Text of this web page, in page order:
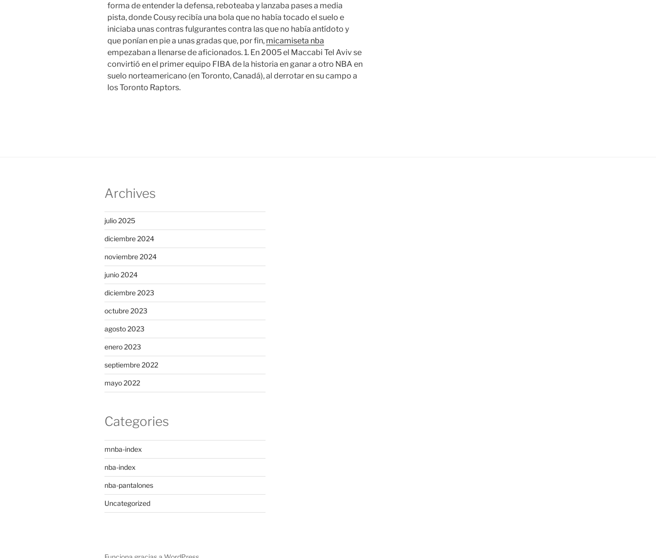
forma de entender la defensa, reboteaba y lanzaba pases a media
pista, donde Cousy recibía una bola que no había tocado el suelo e
iniciaba unas contras fulgurantes contra las que no había antídoto y
que ponían en pie a unas gradas que, por fin, micamiseta nba
empezaban a llenarse de aficionados. 1. En 2005 el Maccabi Tel Aviv se
convirtió en el primer equipo FIBA de la historia en ganar a otro NBA en
suelo norteamericano (en Toronto, Canadá), al derrotar en su campo a
los Toronto Raptors.
Archives
julio 2025
diciembre 2024
noviembre 2024
junio 2024
diciembre 2023
octubre 2023
agosto 2023
enero 2023
septiembre 2022
mayo 2022
Categories
mnba-index
nba-index
nba-pantalones
Uncategorized